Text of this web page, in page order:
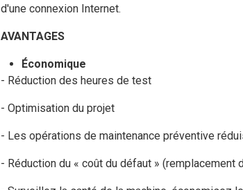
d'une connexion Internet.
AVANTAGES
Économique
- Réduction des heures de test
- Optimisation du projet
- Les opérations de maintenance préventive
- Réduction du « coût du défaut »